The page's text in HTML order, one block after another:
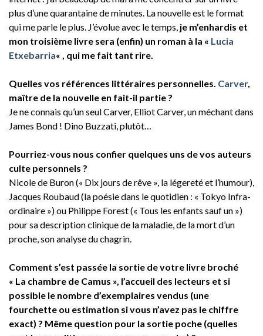
plus d’une quarantaine de minutes. La nouvelle est le format
qui me parle le plus. J’évolue avec le temps, je m’enhardis et
mon troisième livre sera (enfin) un roman à la « Lucia
Etxebarria« , qui me fait tant rire.
Quelles vos références littéraires personnelles. Carver,
maître de la nouvelle en fait-il partie ?
Je ne connais qu’un seul Carver, Elliot Carver, un méchant dans
James Bond ! Dino Buzzati, plutôt…
Pourriez-vous nous confier quelques uns de vos auteurs
culte personnels ?
Nicole de Buron (« Dix jours de rêve », la légereté et l’humour),
Jacques Roubaud (la poésie dans le quotidien : « Tokyo Infra-
ordinaire ») ou Philippe Forest (« Tous les enfants sauf un »)
pour sa description clinique de la maladie, de la mort d’un
proche, son analyse du chagrin.
Comment s’est passée la sortie de votre livre broché
« La chambre de Camus », l’accueil des lecteurs et si
possible le nombre d’exemplaires vendus (une
fourchette ou estimation si vous n’avez pas le chiffre
exact) ? Même question pour la sortie poche (quelles